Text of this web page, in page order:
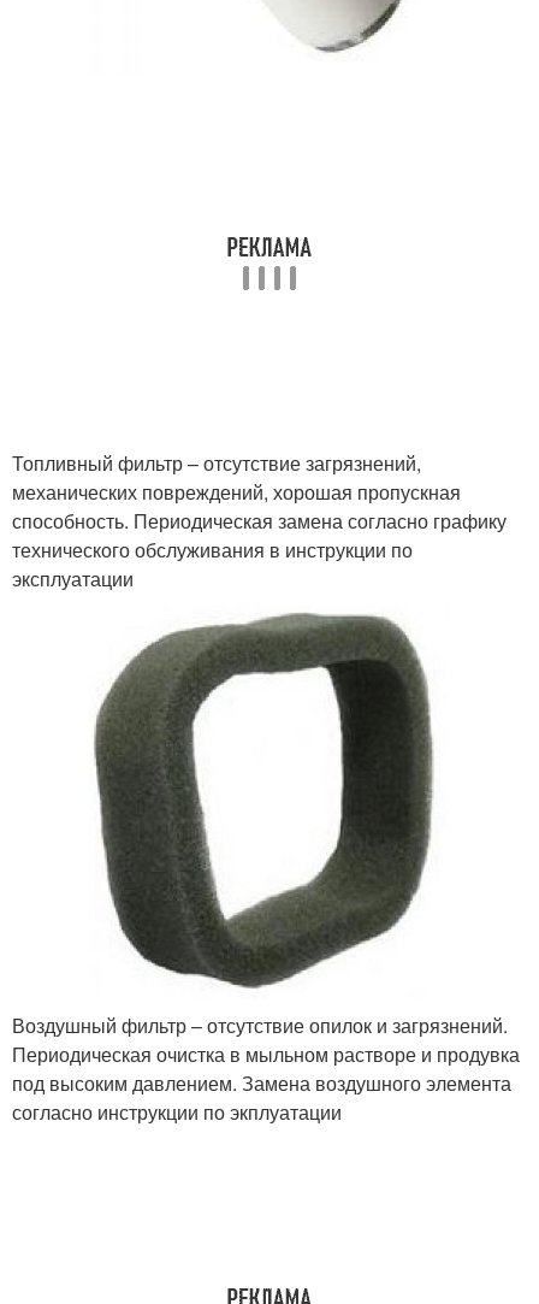
Топливный фильтр – отсутствие загрязнений,
механических повреждений, хорошая пропускная
способность. Периодическая замена согласно графику
технического обслуживания в инструкции по
эксплуатации
Воздушный фильтр – отсутствие опилок и загрязнений.
Периодическая очистка в мыльном растворе и продувка
под высоким давлением. Замена воздушного элемента
согласно инструкции по экплуатации